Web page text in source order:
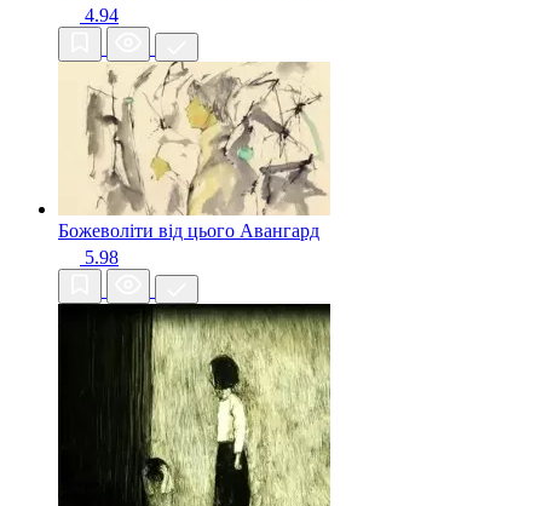
4.94
Божеволіти від цього Авангард
5.98